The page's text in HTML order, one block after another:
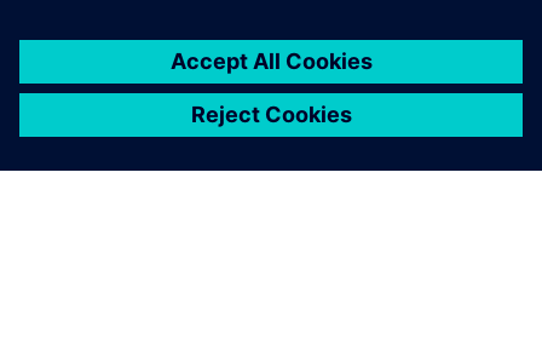
Standard and Advanced and tools for complex design
including electro-mechanical integration for flexible